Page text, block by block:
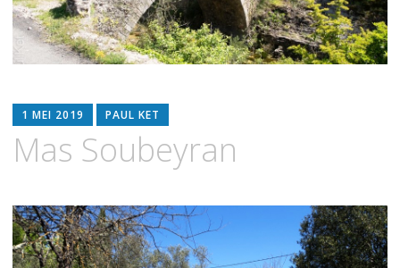
1 MEI 2019 PAUL KET
Mas Soubeyran